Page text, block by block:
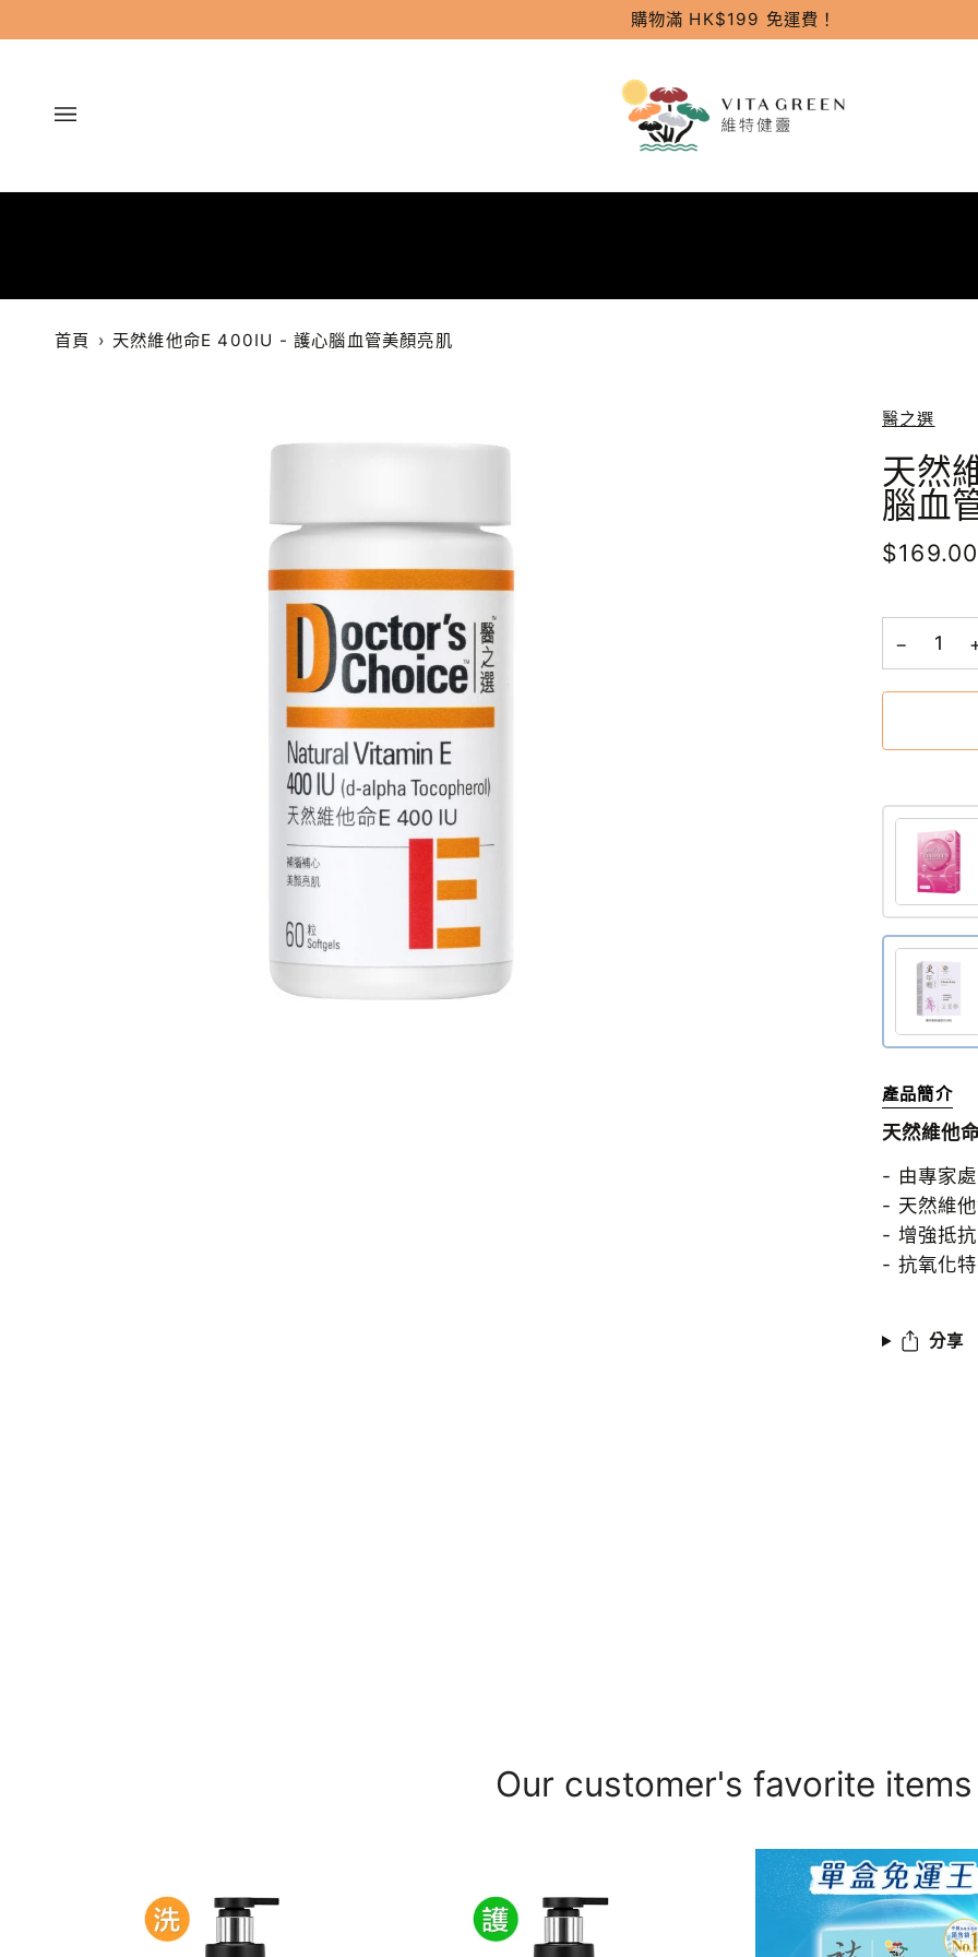
過
購物滿 HK$199 免運費！
首頁 › 天然維他命E 400IU - 護心腦血管美顏亮肌
醫之選
天然
腦血
$169.00
−
產品簡介
天然維他
- 由專家
- 天然維
- 增強抵
- 抗氧化
分享
Our customer's favorite items